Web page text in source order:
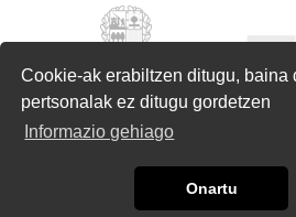
Cookie-ak erabiltzen ditugu, baina
pertsonalak ez ditugu gordetzen
Informazio gehiago
Onartu